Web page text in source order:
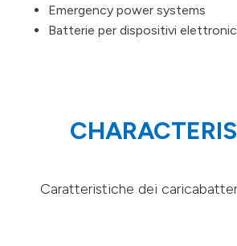
Emergency power systems
Batterie per dispositivi
Caratteristiche dei